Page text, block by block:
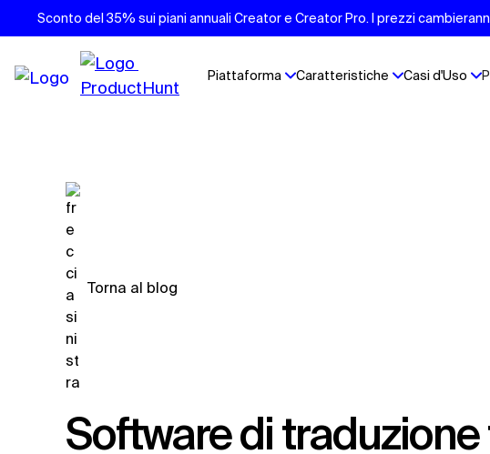
Sconto del 35% sui piani annuali Creator e Creator Pro. I prezzi
Piattaforma Caratteristiche Casi d'Uso
Torna al blog
Software di traduzione tradizionale e AI: